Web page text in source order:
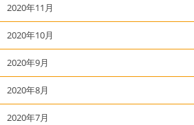
2020年11月
2020年10月
2020年9月
2020年8月
2020年7月